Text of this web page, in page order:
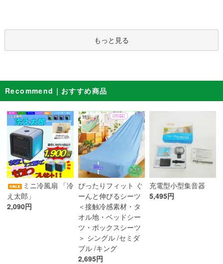
もっと見る
Recommend｜おすすめ商品
ミニ冷風扇 「冷
え太郎」
2,090円
ぴったりフィット ぐ
ーんと伸びるシーツ
＜接触冷感素材・タ
オル地・ベッドシー
ツ・ボックスシーツ
＞ シングル /セミダ
ブル /キング
2,695円
充電型小型集音器
5,495円